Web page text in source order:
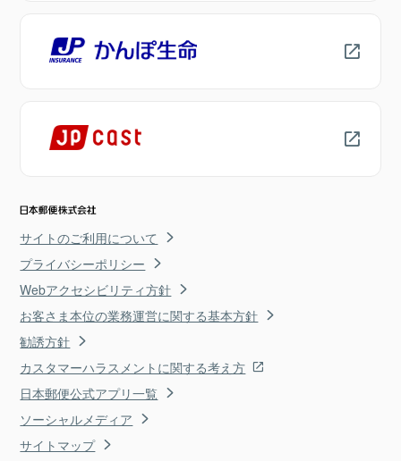
サイトのご利用について
プライバシーポリシー
Webアクセシビリティ方針
お客さま本位の業務運営に関する基本方針
勧誘方針
カスタマーハラスメントに関する考え方
日本郵便公式アプリ一覧
ソーシャルメディア
サイトマップ